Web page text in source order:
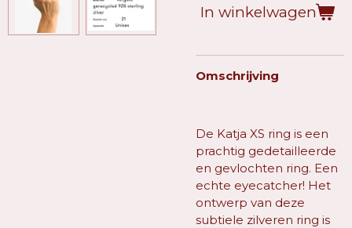
In winkelwagen
Omschrijving
De Katja XS ring is een
prachtig gedetailleerde
en gevlochten ring. Een
echte eyecatcher! Het
ontwerp van deze
subtiele zilveren ring is